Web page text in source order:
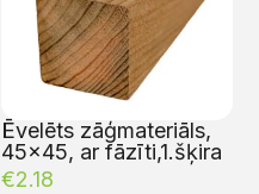
Ēvelēts zāģmateriāls,
45×45, ar fāzīti,1.šķira
€2.18